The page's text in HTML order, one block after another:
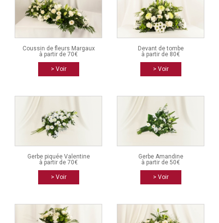
Coussin de fleurs Margaux
à partir de 70€
> Voir
Devant de tombe
à partir de 80€
> Voir
Gerbe piquée Valentine
à partir de 70€
> Voir
Gerbe Amandine
à partir de 50€
> Voir